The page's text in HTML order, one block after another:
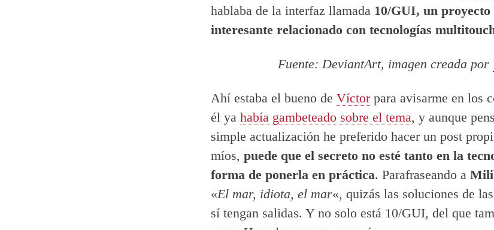
hablaba de la interfaz llamada 10/GUI, un proyecto
interesante relacionado con tecnologías
Fuente: DeviantArt, imagen creada por
Ahí estaba el bueno de Víctorpara avisarme en los
él ya había gambeteado sobre el tema, y aunque
simple actualización he preferido hacer un post
míos, puede que el secreto no esté tanto en la
forma de ponerla en práctica. Parafraseando a
«El mar, idiota, el mar«, quizás las soluciones de
sí tengan salidas. Y no solo está 10/GUI, del que